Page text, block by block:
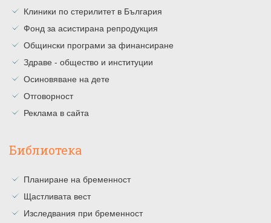
Клиники по стерилитет в България
Фонд за асистирана репродукция
Общински програми за финансиране
Здраве - общество и институции
Осиновяване на дете
Отговорност
Реклама в сайта
Библиотека
Планиране на бременност
Щастливата вест
Изследвания при бременност